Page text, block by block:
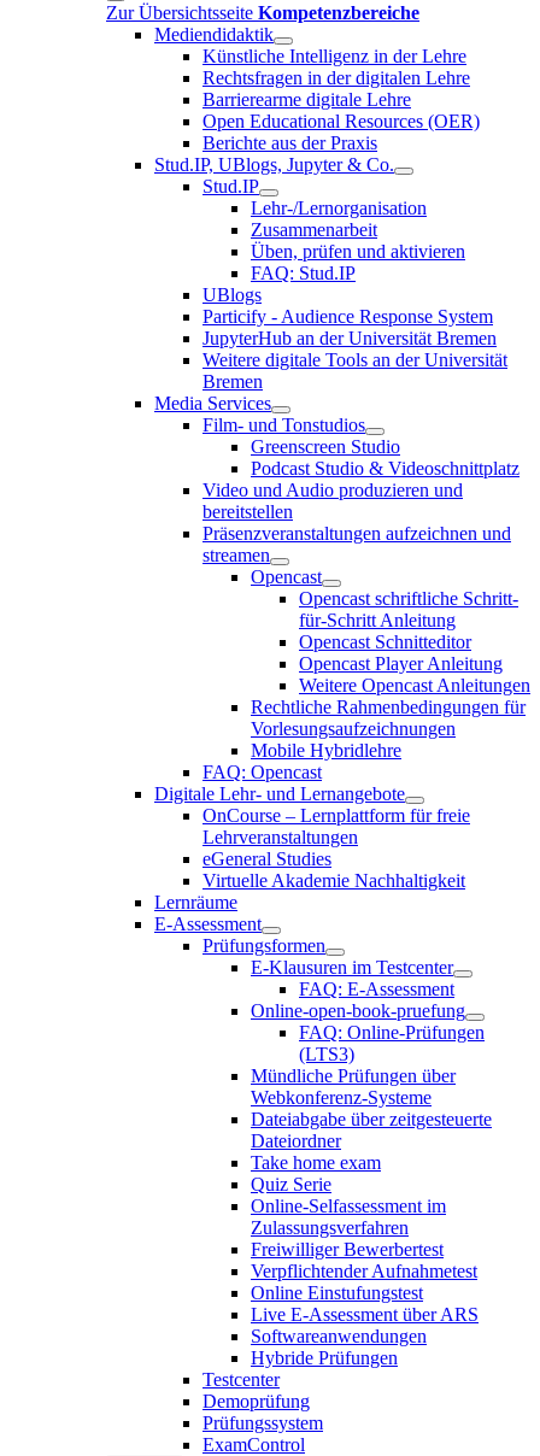
Zur Übersichtsseite Kompetenzbereiche
Mediendidaktik
Künstliche Intelligenz in der Lehre
Rechtsfragen in der digitalen Lehre
Barrierearme digitale Lehre
Open Educational Resources (OER)
Berichte aus der Praxis
Stud.IP, UBlogs, Jupyter & Co.
Stud.IP
Lehr-/Lernorganisation
Zusammenarbeit
Üben, prüfen und aktivieren
FAQ: Stud.IP
UBlogs
Particify - Audience Response System
JupyterHub an der Universität Bremen
Weitere digitale Tools an der Universität
Bremen
Media Services
Film- und Tonstudios
Greenscreen Studio
Podcast Studio & Videoschnittplatz
Video und Audio produzieren und
bereitstellen
Präsenzveranstaltungen aufzeichnen und
streamen
Opencast
Opencast schriftliche Schritt-
für-Schritt Anleitung
Opencast Schnitteditor
Opencast Player Anleitung
Weitere Opencast Anleitungen
Rechtliche Rahmenbedingungen für
Vorlesungsaufzeichnungen
Mobile Hybridlehre
FAQ: Opencast
Digitale Lehr- und Lernangebote
OnCourse – Lernplattform für freie
Lehrveranstaltungen
eGeneral Studies
Virtuelle Akademie Nachhaltigkeit
Lernräume
E-Assessment
Prüfungsformen
E-Klausuren im Testcenter
FAQ: E-Assessment
Online-open-book-pruefung
FAQ: Online-Prüfungen
(LTS3)
Mündliche Prüfungen über
Webkonferenz-Systeme
Dateiabgabe über zeitgesteuerte
Dateiordner
Take home exam
Quiz Serie
Online-Selfassessment im
Zulassungsverfahren
Freiwilliger Bewerbertest
Verpflichtender Aufnahmetest
Online Einstufungstest
Live E-Assessment über ARS
Softwareanwendungen
Hybride Prüfungen
Testcenter
Demoprüfung
Prüfungssystem
ExamControl